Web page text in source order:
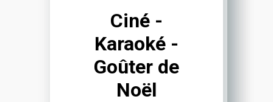
Ciné -
Karaoké -
Goûter de
Noël